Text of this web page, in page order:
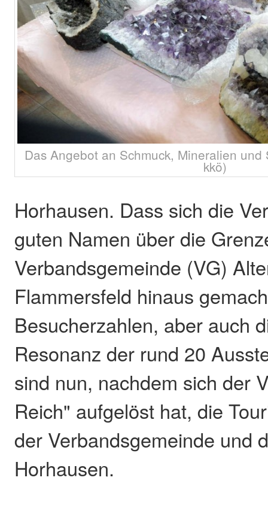
Das Angebot an Schmuck, Mineralien
kkö)
Horhausen. Dass sich die
guten Namen über die
Verbandsgemeinde (VG)
Flammersfeld hinaus
Besucherzahlen, aber auch
Resonanz der rund 20
sind nun, nachdem sich der
Reich" aufgelöst hat, die
der Verbandsgemeinde und
Horhausen.